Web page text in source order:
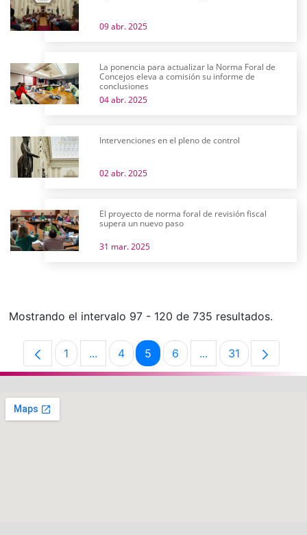
09 abr. 2025
La ponencia para actualizar la Norma Foral de
Concejos eleva a comisión su informe de
conclusiones
04 abr. 2025
Intervenciones en el pleno de control
02 abr. 2025
El proyecto de norma foral de revisión fiscal
supera un nuevo paso
31 mar. 2025
Mostrando el intervalo 97 - 120 de 735 resultados.
Página
1 ...Páginas intermedias Use TAB para
Página
4 Página
5 Página
6 ...PáginasPágina
31